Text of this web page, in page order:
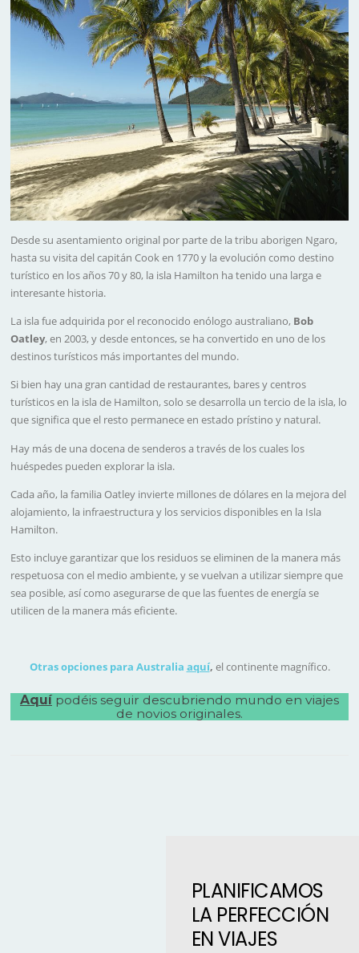
Desde su asentamiento original por parte de la tribu aborigen Ngaro,
hasta su visita del capitán Cook en 1770 y la evolución como destino
turístico en los años 70 y 80, la isla Hamilton ha tenido una larga e
interesante historia.
La isla fue adquirida por el reconocido enólogo australiano, Bob
Oatley, en 2003, y desde entonces, se ha convertido en uno de los
destinos turísticos más importantes del mundo.
Si bien hay una gran cantidad de restaurantes, bares y centros
turísticos en la isla de Hamilton, solo se desarrolla un tercio de la isla, lo
que significa que el resto permanece en estado prístino y natural.
Hay más de una docena de senderos a través de los cuales los
huéspedes pueden explorar la isla.
Cada año, la familia Oatley invierte millones de dólares en la mejora del
alojamiento, la infraestructura y los servicios disponibles en la Isla
Hamilton.
Esto incluye garantizar que los residuos se eliminen de la manera más
respetuosa con el medio ambiente, y se vuelvan a utilizar siempre que
sea posible, así como asegurarse de que las fuentes de energía se
utilicen de la manera más eficiente.
Otras opciones para Australia aquí, el continente magnífico.
Aquí podéis seguir descubriendo mundo en viajes
de novios originales.
PLANIFICAMOS
LA PERFECCIÓN
EN VIAJES